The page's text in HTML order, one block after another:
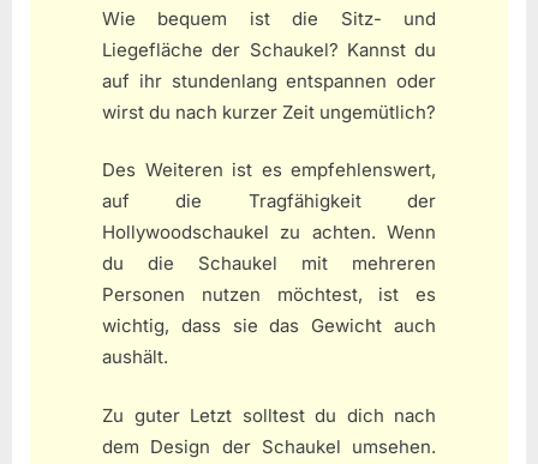
Wie bequem ist die Sitz- und
Liegefläche der Schaukel? Kannst du
auf ihr stundenlang entspannen oder
wirst du nach kurzer Zeit ungemütlich?
Des Weiteren ist es empfehlenswert,
auf die Tragfähigkeit der
Hollywoodschaukel zu achten. Wenn
du die Schaukel mit mehreren
Personen nutzen möchtest, ist es
wichtig, dass sie das Gewicht auch
aushält.
Zu guter Letzt solltest du dich nach
dem Design der Schaukel umsehen.